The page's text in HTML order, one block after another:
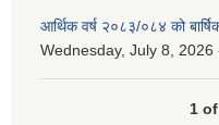
आर्थिक वर्ष २०८३/०८४ को
Wednesday, July 8, 2026
1